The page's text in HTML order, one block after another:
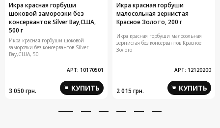
Икра красная горбуши
шоковой заморозки без
консервантов Silver Bay,США,
500 г
Икра красная горбуши шоковой
заморозки без консервантов Silver
Bay,США, 50
АРТ: 10170501
3 050 грн. КУПИТЬ
Икра красная горбуши
малосольная зернистая
Красное Золото, 200 г
Икра красная горбуши малосольная
зернистая без консервантов Красное
Золото
АРТ: 12120200
2 015 грн. КУПИТЬ